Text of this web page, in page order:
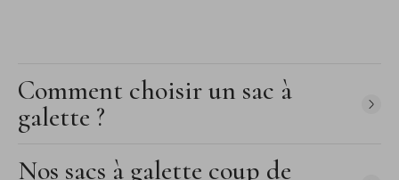
Comment choisir un sac à
galette ?
Nos sacs à galette coup de